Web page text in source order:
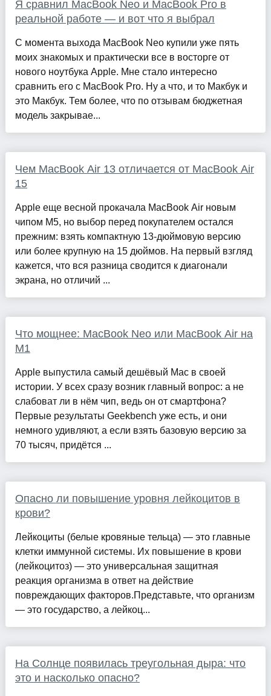
Я сравнил MacBook Neo и MacBook Pro в
реальной работе — и вот что я выбрал
С момента выхода MacBook Neo купили уже пять
моих знакомых и практически все в восторге от
нового ноутбука Apple. Мне стало интересно
сравнить его с MacBook Pro. Ну а что, и то Макбук и
это Макбук. Тем более, что по отзывам бюджетная
модель закрывае...
Чем MacBook Air 13 отличается от MacBook Air
15
Apple еще весной прокачала MacBook Air новым
чипом M5, но выбор перед покупателем остался
прежним: взять компактную 13-дюймовую версию
или более крупную на 15 дюймов. На первый взгляд
кажется, что вся разница сводится к диагонали
экрана, но отличий ...
Что мощнее: MacBook Neo или MacBook Air на
M1
Apple выпустила самый дешёвый Mac в своей
истории. У всех сразу возник главный вопрос: а не
слабоват ли в нём чип, ведь он от смартфона?
Первые результаты Geekbench уже есть, и они
немного удивляют, а если взять базовую версию за
70 тысяч, придётся ...
Опасно ли повышение уровня лейкоцитов в
крови?
Лейкоциты (белые кровяные тельца) — это главные
клетки иммунной системы. Их повышение в крови
(лейкоцитоз) — это универсальная защитная
реакция организма в ответ на действие
повреждающих факторов.Представьте, что организм
— это государство, а лейкоц...
На Солнце появилась треугольная дыра: что
это и насколько опасно?